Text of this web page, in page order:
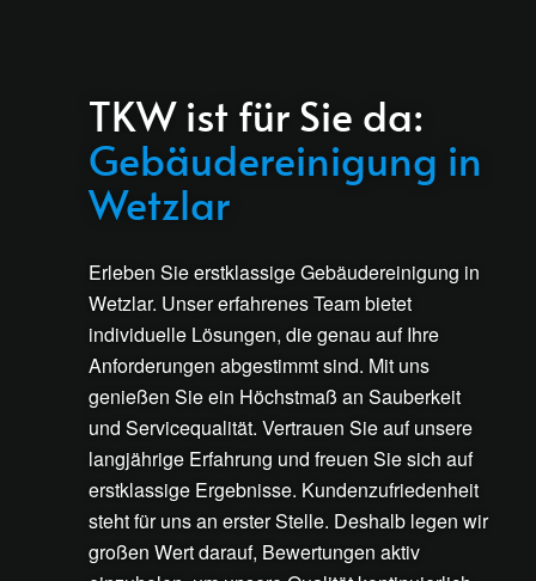
TKW ist für Sie da:
Gebäudereinigung in
Wetzlar
Erleben Sie erstklassige Gebäudereinigung in
Wetzlar. Unser erfahrenes Team bietet
individuelle Lösungen, die genau auf Ihre
Anforderungen abgestimmt sind. Mit uns
genießen Sie ein Höchstmaß an Sauberkeit
und Servicequalität. Vertrauen Sie auf unsere
langjährige Erfahrung und freuen Sie sich auf
erstklassige Ergebnisse. Kundenzufriedenheit
steht für uns an erster Stelle. Deshalb legen wir
großen Wert darauf, Bewertungen aktiv